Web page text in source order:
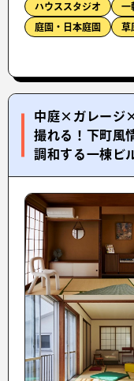
ハウススタジオ 一
庭園・日本庭園 草
中庭×ガレージ
撮れる！下町風
調和する一棟ビ